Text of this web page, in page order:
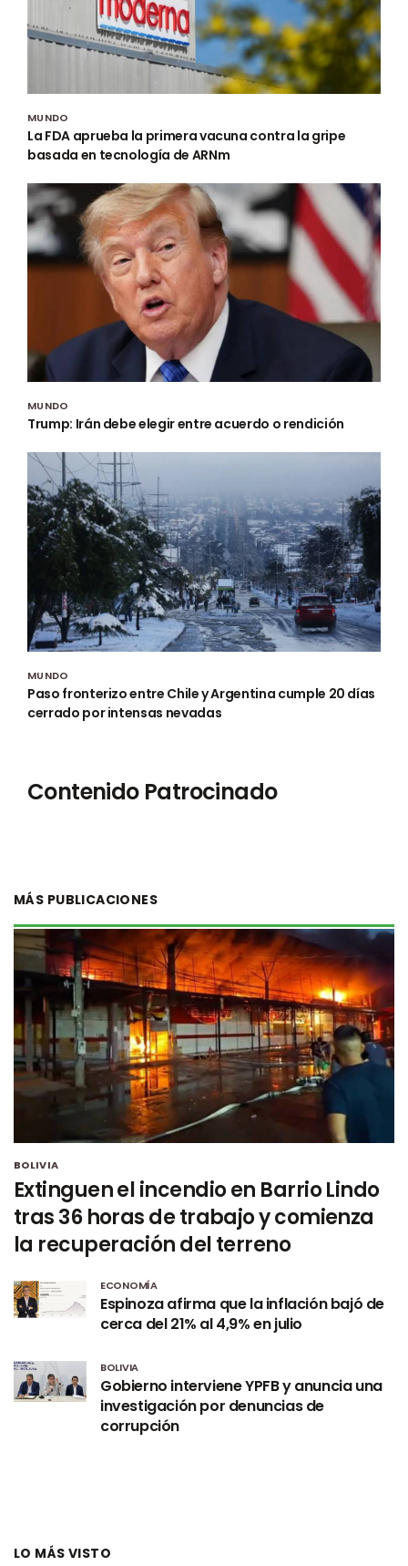
MUNDO
La FDA aprueba la primera vacuna contra la gripe
basada en tecnología de ARNm
MUNDO
Trump: Irán debe elegir entre acuerdo o rendición
MUNDO
Paso fronterizo entre Chile y Argentina cumple 20 días
cerrado por intensas nevadas
Contenido Patrocinado
MÁS PUBLICACIONES
BOLIVIA
Extinguen el incendio en Barrio Lindo
tras 36 horas de trabajo y comienza
la recuperación del terreno
ECONOMÍA
Espinoza afirma que la inflación bajó de
cerca del 21% al 4,9% en julio
BOLIVIA
Gobierno interviene YPFB y anuncia una
investigación por denuncias de
corrupción
LO MÁS VISTO